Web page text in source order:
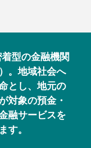
型の金融機関
。地域社会へ
とし、地元の
対象の預金・
融サービスを
す。